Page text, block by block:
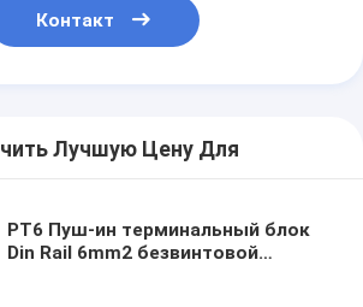
Контакт
Лучшую Цену Для
PT6 Пуш-ин терминальный блок
Din Rail 6mm2 безвинтовой